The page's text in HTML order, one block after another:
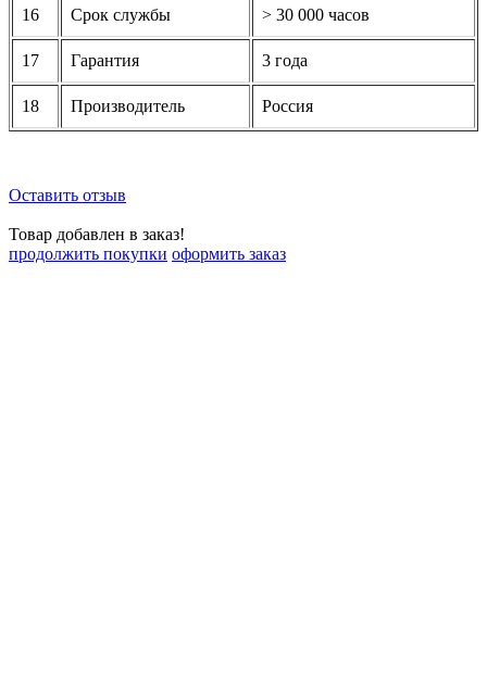
16 Срок службы > 30 000 часов
17 Гарантия 3 года
18 Производитель Россия
Оставить отзыв
Товар добавлен в заказ!
продолжить покупки оформить заказ